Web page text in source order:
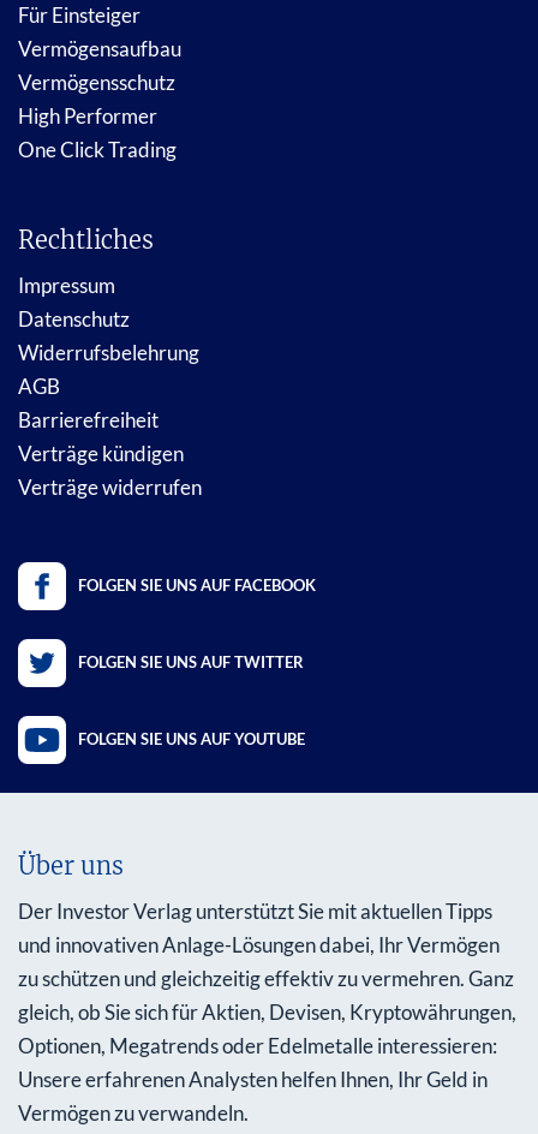
Für Einsteiger
Vermögensaufbau
Vermögensschutz
High Performer
One Click Trading
Rechtliches
Impressum
Datenschutz
Widerrufsbelehrung
AGB
Barrierefreiheit
Verträge kündigen
Verträge widerrufen
FOLGEN SIE UNS AUF FACEBOOK
FOLGEN SIE UNS AUF TWITTER
FOLGEN SIE UNS AUF YOUTUBE
Über uns
Der Investor Verlag unterstützt Sie mit aktuellen Tipps
und innovativen Anlage-Lösungen dabei, Ihr Vermögen
zu schützen und gleichzeitig effektiv zu vermehren. Ganz
gleich, ob Sie sich für Aktien, Devisen, Kryptowährungen,
Optionen, Megatrends oder Edelmetalle interessieren:
Unsere erfahrenen Analysten helfen Ihnen, Ihr Geld in
Vermögen zu verwandeln.